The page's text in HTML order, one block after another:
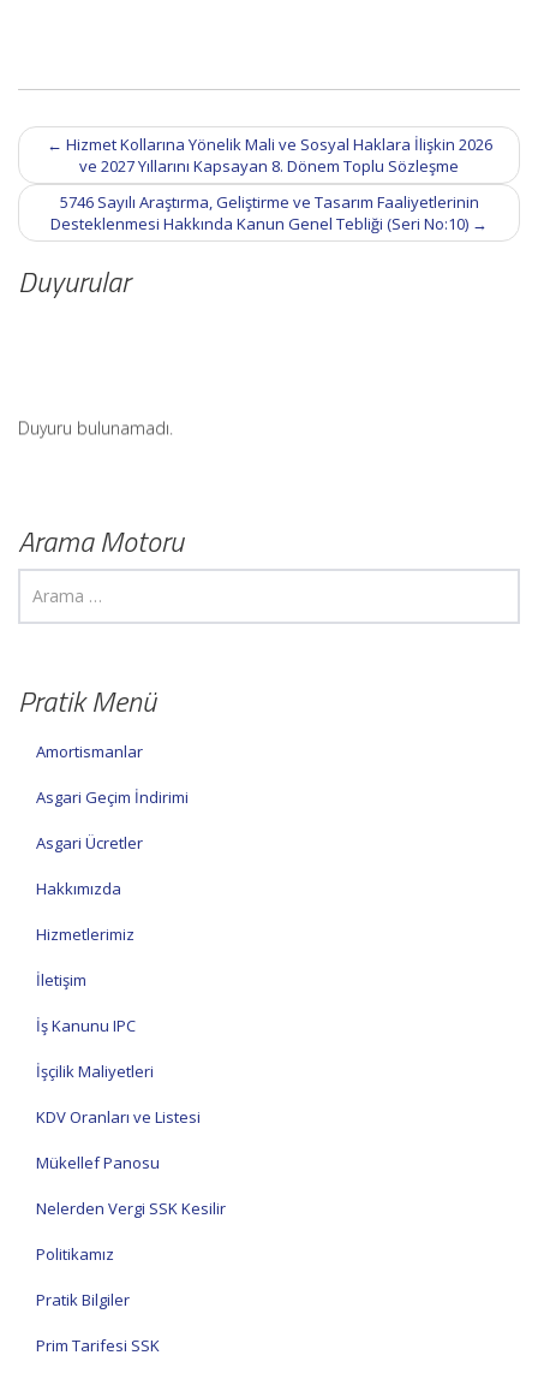
Post
navigation
← Hizmet Kollarına Yönelik Mali ve Sosyal Haklara İlişkin 2026
ve 2027 Yıllarını Kapsayan 8. Dönem Toplu Sözleşme
5746 Sayılı Araştırma, Geliştirme ve Tasarım Faaliyetlerinin
Desteklenmesi Hakkında Kanun Genel Tebliği (Seri No:10) →
Duyurular
Duyuru bulunamadı.
Arama Motoru
Pratik Menü
Amortismanlar
Asgari Geçim İndirimi
Asgari Ücretler
Hakkımızda
Hizmetlerimiz
İletişim
İş Kanunu IPC
İşçilik Maliyetleri
KDV Oranları ve Listesi
Mükellef Panosu
Nelerden Vergi SSK Kesilir
Politikamız
Pratik Bilgiler
Prim Tarifesi SSK